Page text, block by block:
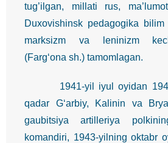
tug’ilgan, millati rus,
Duxovishinsk pedagogika
marksizm va leninizm
(Farg‘ona sh.) tamomlagan.
1941-yil iyul oyidan
qadar G‘arbiy, Kalinin va
gaubitsiya artilleriya
komandiri, 1943-yilning oktabr